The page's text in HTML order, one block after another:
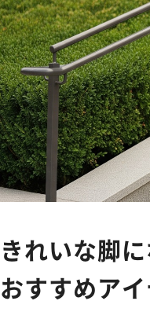
きれいな脚
おすすめア